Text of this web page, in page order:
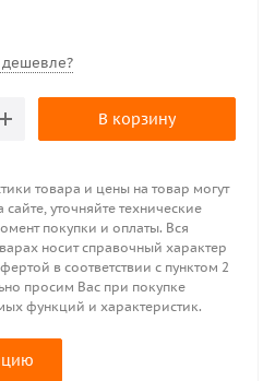
В корзину
товара и цены на товар могут
сайте, уточняйте технические
покупки и оплаты. Вся
носит справочный характер
в соответствии с пунктом 2
просим Вас при покупке
функций и характеристик.